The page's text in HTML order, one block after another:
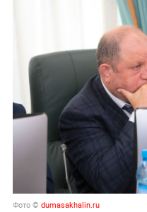
Фото © dumasakhalin.ru